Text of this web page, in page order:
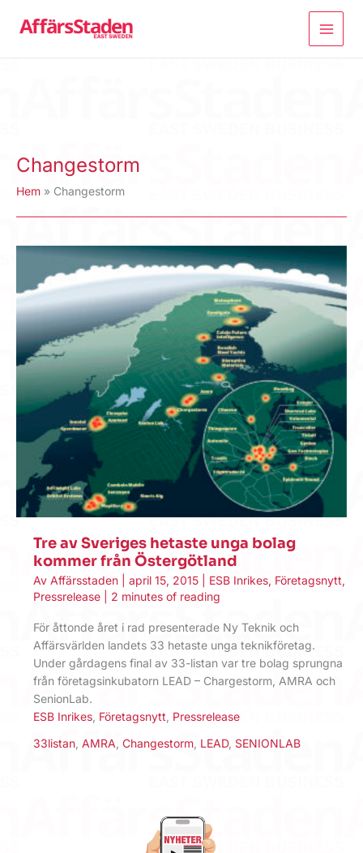
Changestorm
Hem Changestorm
Tre av Sveriges hetaste unga bolag
kommer från Östergötland
Av Affärsstaden april 15, 2015 ESB Inrikes, Företagsnytt,
Pressrelease
2 minutes of reading
För åttonde året i rad presenterade Ny Teknik och
Affärsvärlden landets 33 hetaste unga teknikföretag.
Under gårdagens final av 33-listan var tre bolag sprungna
från företagsinkubatorn LEAD – Chargestorm, AMRA och
SenionLab.
ESB Inrikes Företagsnytt Pressrelease
33listan AMRA Changestorm LEAD, SENIONLAB